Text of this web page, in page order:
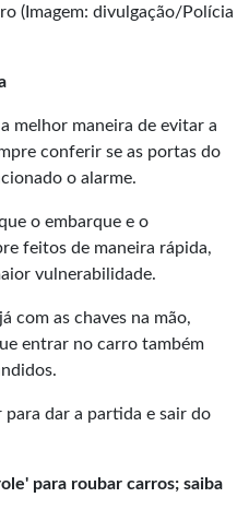
(Imagem: divulgação/Polícia
melhor maneira de evitar a
conferir se as portas do
o alarme.
o embarque e o
feitos de maneira rápida,
vulnerabilidade.
com as chaves na mão,
entrar no carro também
dar a partida e sair do
para roubar carros; saiba